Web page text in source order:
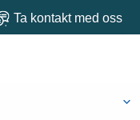
Ta kontakt med oss